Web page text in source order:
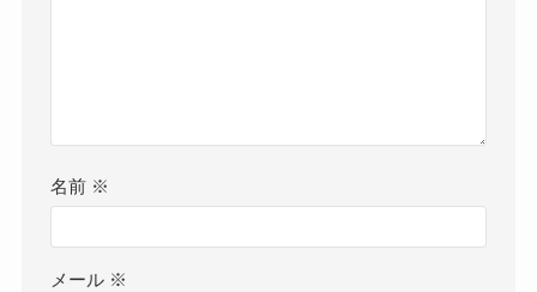
名前 ※
メール ※